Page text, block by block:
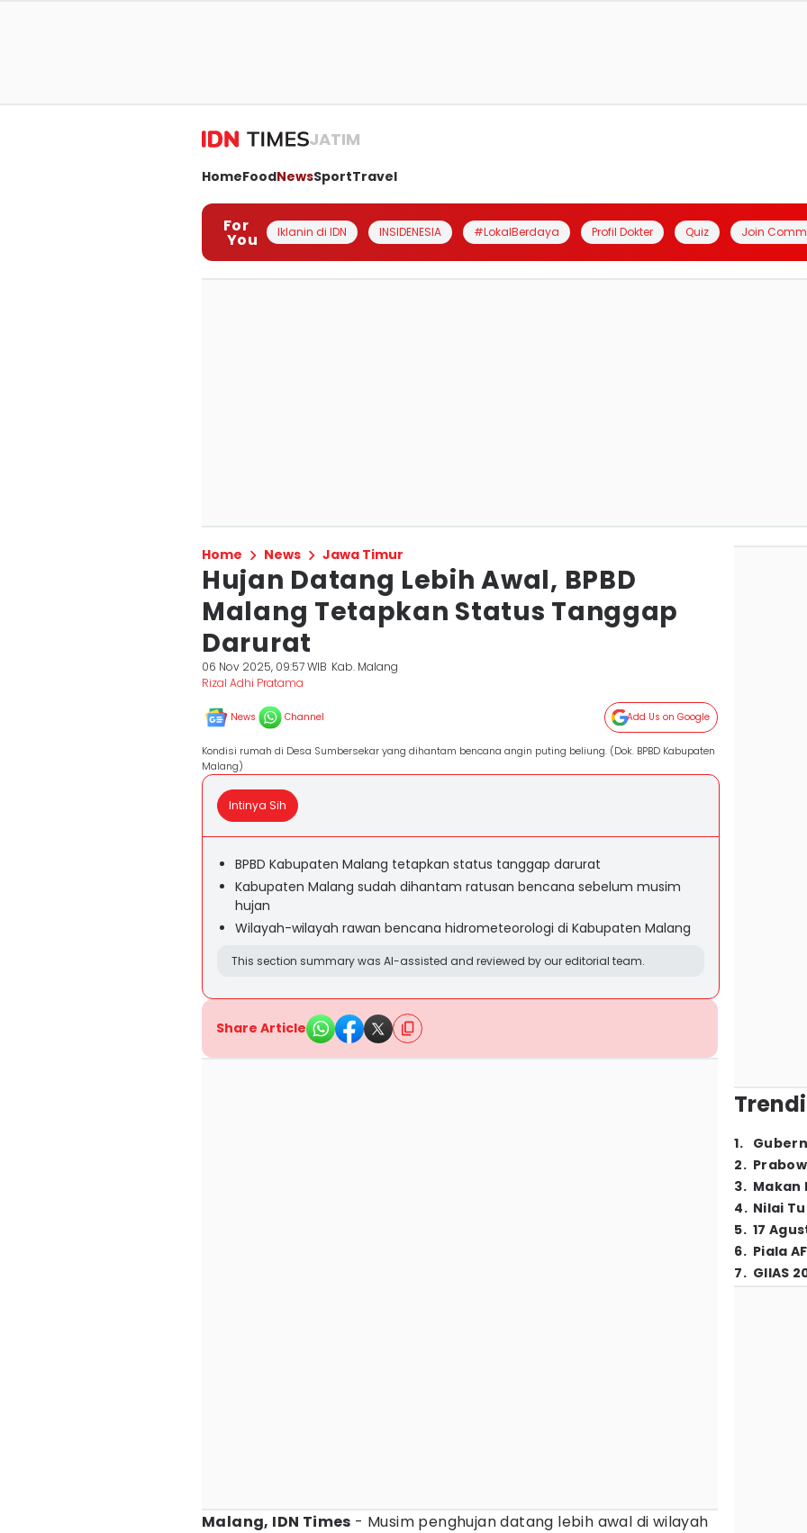
JATIM
HomeFoodNewsSportTravel
For
You Iklanin di IDN INSIDENESIA #LokalBerdaya Profil Dokter Quiz Join
Home News Jawa Timur
Hujan Datang Lebih Awal, BPBD
Malang Tetapkan Status Tanggap
Darurat
06 Nov 2025, 09:57 WIB Kab. Malang
Rizal Adhi Pratama
News Channel Add Us on Google
Kondisi rumah di Desa Sumbersekar yang dihantam bencana angin puting beliung. (Dok. BPBD Kabupaten
Malang)
Intinya Sih
BPBD Kabupaten Malang tetapkan status tanggap darurat
Kabupaten Malang sudah dihantam ratusan bencana sebelum musim
hujan
Wilayah-wilayah rawan bencana hidrometeorologi di Kabupaten Malang
This section summary was AI-assisted and reviewed by our editorial team.
Share Article
Malang, IDN Times - Musim penghujan datang lebih awal di wilayah
1.
2.
3. Makan
4. Nilai
5. 17
6. Piala
7. GIIAS